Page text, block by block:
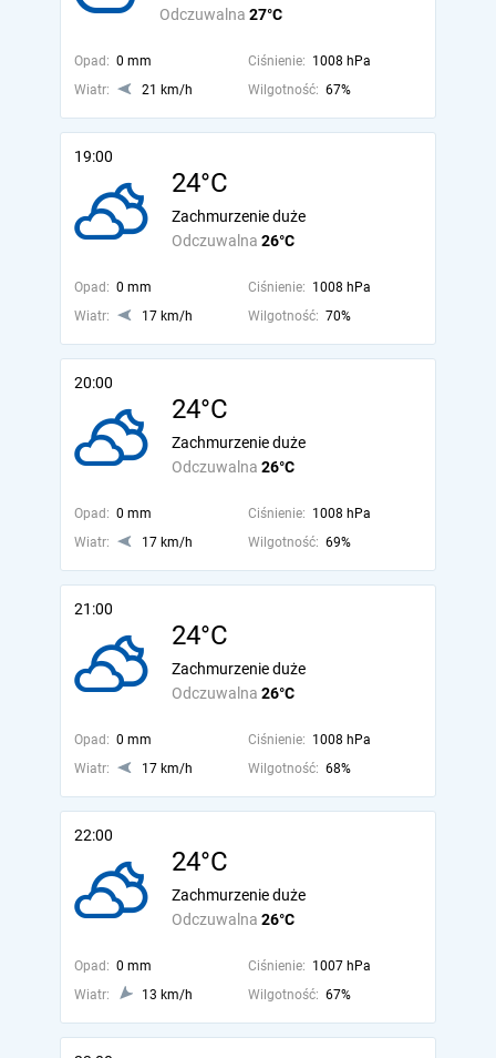
Odczuwalna 27°C
Opad: 0 mm Ciśnienie: 1008 hPa
Wiatr:
21 km/h Wilgotność: 67%
19:00
24°C
Odczuwalna 26°C
Zachmurzenie duże
Opad: 0 mm Ciśnienie: 1008 hPa
Wiatr:
17 km/h Wilgotność: 70%
20:00
24°C
Odczuwalna 26°C
Zachmurzenie duże
Opad: 0 mm Ciśnienie: 1008 hPa
Wiatr:
17 km/h Wilgotność: 69%
21:00
24°C
Odczuwalna 26°C
Zachmurzenie duże
Opad: 0 mm Ciśnienie: 1008 hPa
Wiatr:
17 km/h Wilgotność: 68%
22:00
24°C
Odczuwalna 26°C
Zachmurzenie duże
Opad: 0 mm Ciśnienie: 1007 hPa
Wiatr:
13 km/h Wilgotność: 67%